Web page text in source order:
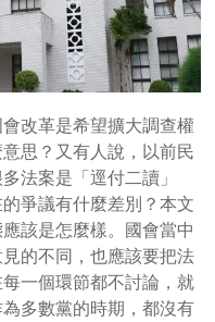
改革是希望擴大調查權
思？又有人說，以前民
法案是「逕付二讀」
爭議有什麼差別？本文
該是怎麼樣。國會當中
的不同，也應該要把法
一個環節都不討論，就
多數黨的時期，都沒有